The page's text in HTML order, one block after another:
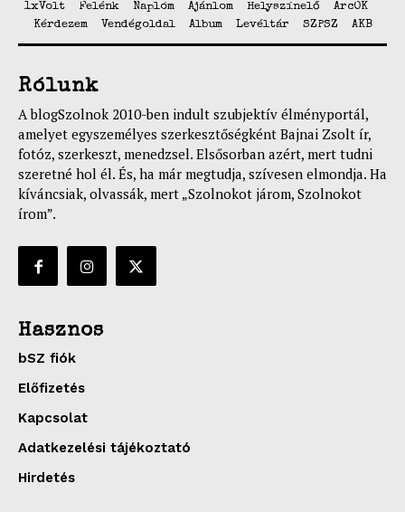
1xVolt Felénk Naplóm Ajánlom Helyszínelő
ArcOK
Kérdezem
Vendégoldal Album Levéltár SZPSZ AKB
Rólunk
A blogSzolnok 2010-ben indult szubjektív élményportál,
amelyet egyszemélyes szerkesztőségként Bajnai Zsolt ír,
fotóz, szerkeszt, menedzsel. Elsősorban azért, mert tudni
szeretné hol él. És, ha már megtudja, szívesen elmondja. Ha
kíváncsiak, olvassák, mert „Szolnokot járom, Szolnokot
írom”.
Hasznos
bSZ fiók
Előfizetés
Kapcsolat
Adatkezelési tájékoztató
Hirdetés